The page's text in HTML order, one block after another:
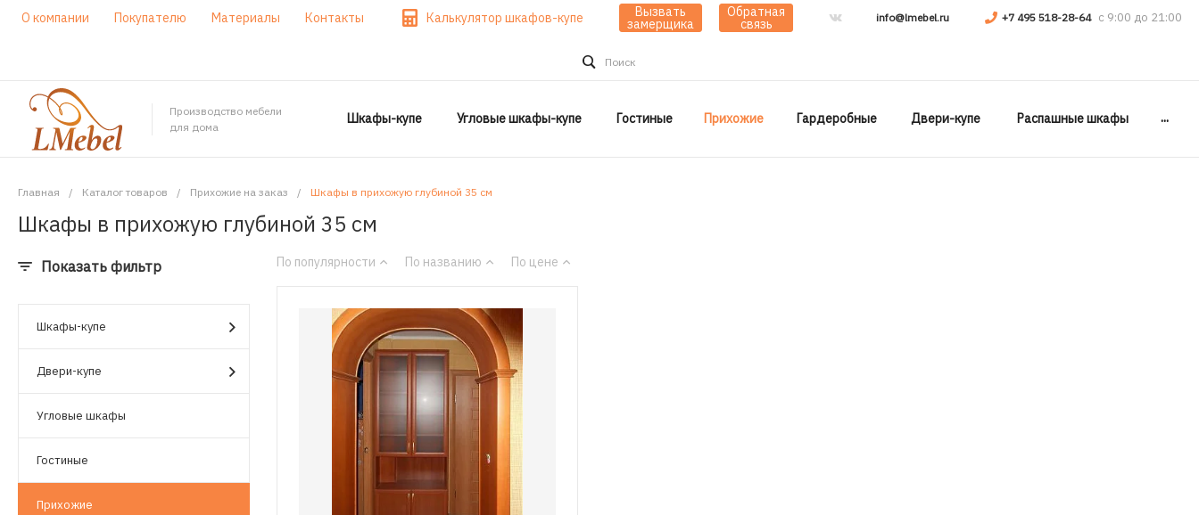
О компании Покупателю Материалы Контакты Калькулятор шкафов-купе Вызвать
замерщика
Обратная
связь info@lmebel.ru +7 495 518-28-64
Поиск
Производство мебели
для дома
Шкафы-купе Угловые шкафы-купе Гостиные Прихожие Гардеробные Двери-купе Распашные шкафы ...
Главная / Каталог товаров / Прихожие на заказ / Шкафы в прихожую глубиной 35 см
Шкафы в прихожую глубиной 35 см
Показать фильтр
Шкафы-купе
Двери-купе
Угловые шкафы
Гостиные
Прихожие
По популярности По названию По цене